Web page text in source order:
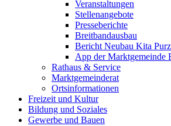
Veranstaltungen
Stellenangebote
Presseberichte
Breitbandausbau
Bericht Neubau Kita
App der Marktgemeinde
Rathaus & Service
Marktgemeinderat
Ortsinformationen
Freizeit und Kultur
Bildung und Soziales
Gewerbe und Bauen